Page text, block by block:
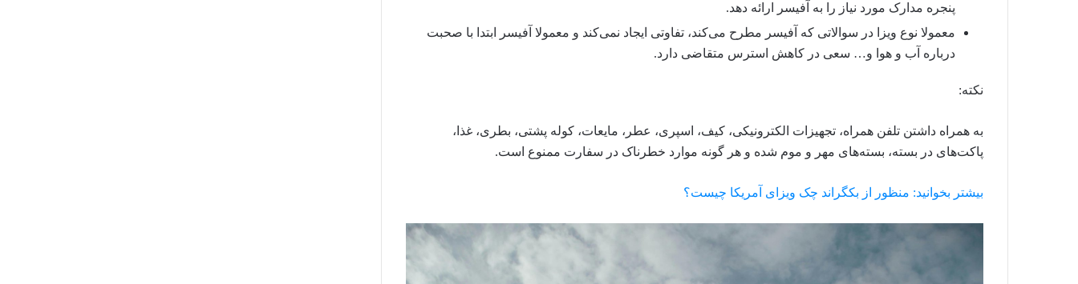
پنجره مدارک مورد نیاز را به آفیسر ارائه دهد.
معمولا نوع ویزا در سوالاتی که آفیسر مطرح می‌کند، تفاوتی ایجاد نمی‌کند و معمولا آفیسر ابتدا با صحبت
درباره آب و هوا و… سعی در کاهش استرس متقاضی دارد.
نکته:
به همراه داشتن تلفن همراه، تجهیزات الکترونیکی، کیف، اسپری، عطر، مایعات، کوله پشتی، بطری، غذا،
پاکت‌‌‌های در بسته، بسته‌های مهر و موم شده و هر گونه موارد خطرناک در سفارت ممنوع است.
بیشتر بخوانید: منظور از بکگراند چک ویزای آمریکا چیست؟